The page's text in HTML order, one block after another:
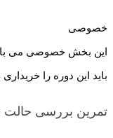
خصوصی
این بخش خصوصی می
باید این دوره را خریداری
تمرین بررسی